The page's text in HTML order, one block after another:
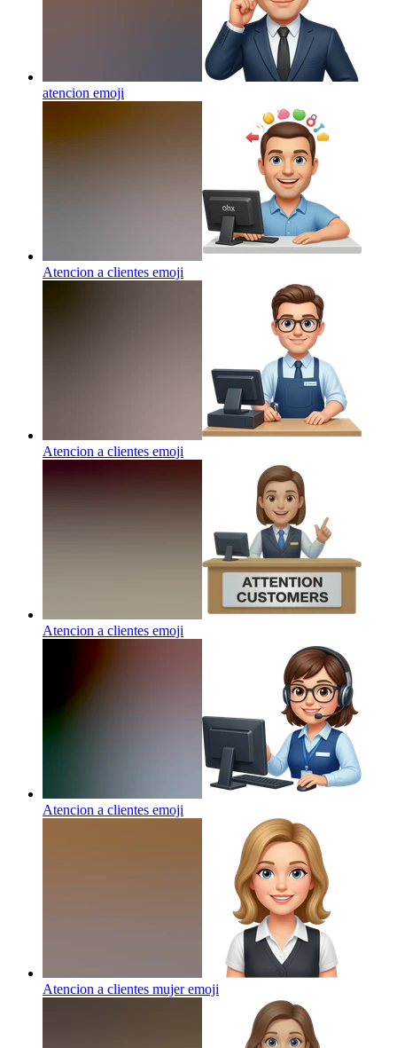
atencion emoji
Atencion a clientes emoji
Atencion a clientes emoji
Atencion a clientes emoji
Atencion a clientes emoji
Atencion a clientes mujeremoji